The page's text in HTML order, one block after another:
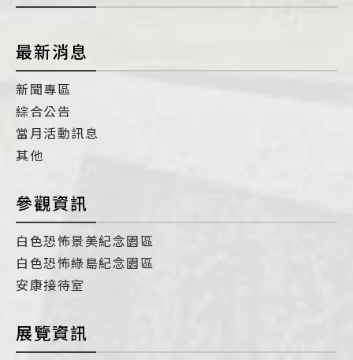
最新消息
新聞專區
綜合公告
當月活動訊息
其他
參觀資訊
白色恐怖景美紀念園區
白色恐怖綠島紀念園區
安康接待室
展覽資訊